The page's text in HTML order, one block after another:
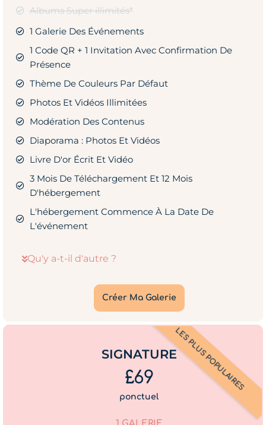
Albums Super illimités*
1 Galerie Des Événements
1 Code QR + 1 Invitation Avec Confirmation De
Présence
Thème De Couleurs Par Défaut
Photos Et Vidéos Illimitées
Modération Des Contenus
Diaporama : Photos Et Vidéos
Livre D'or Écrit Et Vidéo
3 Mois De Téléchargement Et 12 Mois
D'hébergement
L'hébergement Commence À La Date De
L'événement
Qu'y a-t-il d'autre ?
Créer Ma Galerie
LES PLUS POPULAIRES
SIGNATURE
£69
ponctuel